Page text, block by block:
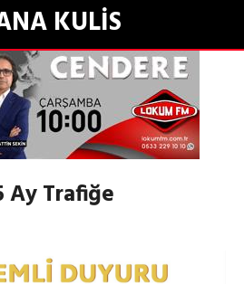
KULİS
Ay Trafiğe